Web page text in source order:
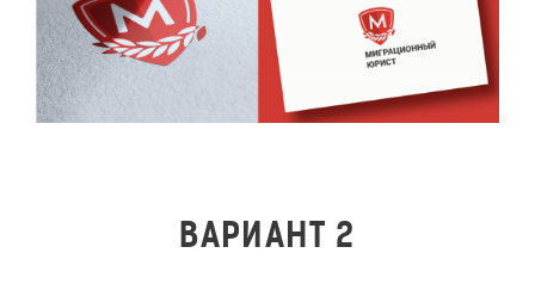
ВАРИАНТ 2